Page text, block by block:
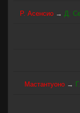
Р. Асенсио → Д.
Мастантуоно →